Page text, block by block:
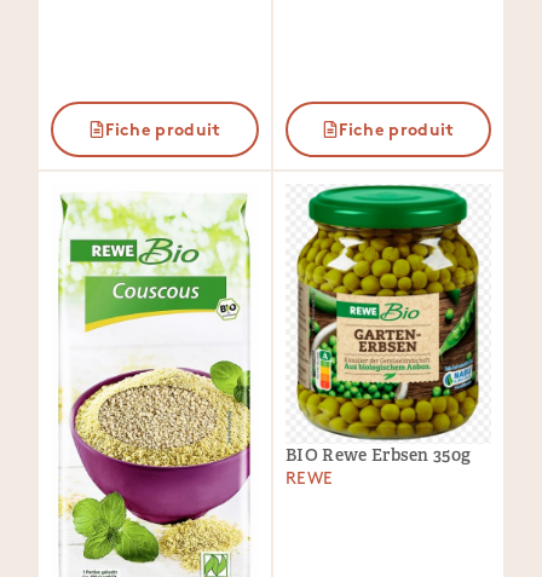
Fiche produit Fiche produit
BIO Rewe Erbsen 350g
REWE